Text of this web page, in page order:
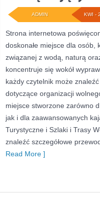
KWI -
ADMIN
Strona internetowa
doskonałe miejsce dla osób,
związanej z wodą, naturą
koncentruje się wokół
każdy czytelnik może
dotyczące organizacji
miejsce stworzone zarówno
jak i dla zaawansowanych
Turystyczne i Szlaki i Trasy
znaleźć szczegółowe
Read More ]